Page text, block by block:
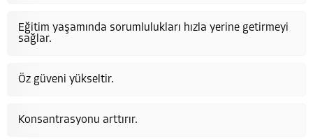
Eğitim yaşamında sorumlulukları hızla yerine getirmeyi
sağlar.
Öz güveni yükseltir.
Konsantrasyonu arttırır.